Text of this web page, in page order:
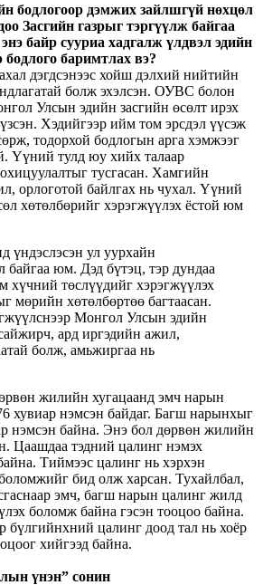
бодлогоор дэмжих зайлшгүй нөхцөл
Засгийн газрыг тэргүүлж байгаа
байр сууриа хадгалж үлдвэл эдийн
бодлого баримтлах вэ?
дэгдсэнээс хойш дэлхий нийтийн
болж эхэлсэн. ОУВС болон
Улсын эдийн засгийн өсөлт ирэх
Хэдийгээр ийм том эрсдэл үүсэж
тодорхой бодлогын арга хэмжээг
Үүний тулд юу хийх талаар
тусгасан. Хамгийн
орлоготой байлгах нь чухал. Үүний
хөтөлбөрийг хэрэгжүүлэх ёстой юм
үндэслэсэн ул уурхайн
байгаа юм. Дэд бүтэц, тэр дундаа
хүчний төслүүдийг хэрэгжүүлэх
мөрийн хөтөлбөртөө багтаасан.
Монгол Улсын эдийн
ард иргэдийн ажил,
болж, амьжиргаа нь
жилийн хугацаанд эмч нарын
хувиар нэмсэн байдаг. Багш нарынхыг
нэмсэн байна. Энэ бол дөрвөн жилийн
Цаашдаа тэдний цалинг нэмэх
Тиймээс цалинг нь хэрхэн
бид олж харсан. Тухайлбал,
эмч, багш нарын цалинг жилд
боломж байна гэсэн тооцоо байна.
бүлгийнхний цалинг доод тал нь хоёр
хийгээд байна.
үнэн” сонин